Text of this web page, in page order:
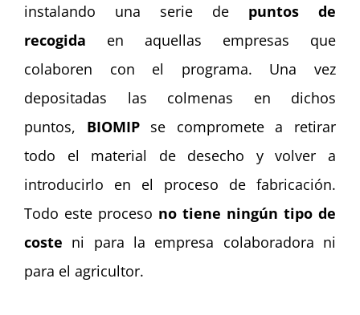
instalando una serie de puntos de
recogida en aquellas empresas que
colaboren con el programa. Una vez
depositadas las colmenas en dichos
puntos, BIOMIPse compromete a retirar
todo el material de desecho y volver a
introducirlo en el proceso de fabricación.
Todo este proceso no tiene ningún tipo de
coste ni para la empresa colaboradora ni
para el agricultor.